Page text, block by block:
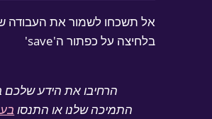
אל תשכחו לשמור את העבודה שבצעתם
בלחיצה על כפתור ה'save'
הרחיבו את הידע שלכם באיזור
התמיכה שלנו או התנסו
בעורך Drag